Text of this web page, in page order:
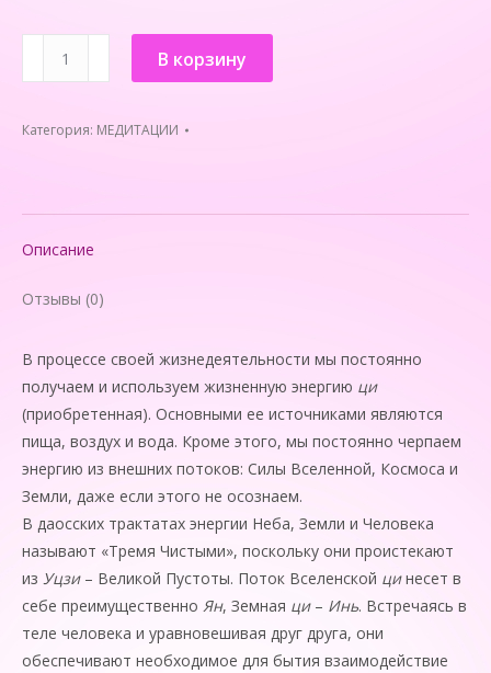
"Объединение
Космоса"
В корзину
Категория: МЕДИТАЦИИ
Описание
Отзывы (0)
В процессе своей жизнедеятельности мы постоянно
получаем и используем жизненную энергию ци
(приобретенная). Основными ее источ­никами являются
пища, воздух и вода. Кроме этого, мы постоянно черпаем
энергию из внешних потоков: Силы Вселенной, Космоса и
Земли, даже если этого не осознаем.
В даосских трактатах энергии Неба, Земли и Человека
называют «Тремя Чистыми», поскольку они проистекают
из Уцзи– Великой Пустоты. Поток Вселенской цинесет в
себе преимущественно Ян, Земная ци – Инь. Встречаясь в
теле человека и уравновешивая друг друга, они
обеспечивают необходимое для бытия взаимодействие